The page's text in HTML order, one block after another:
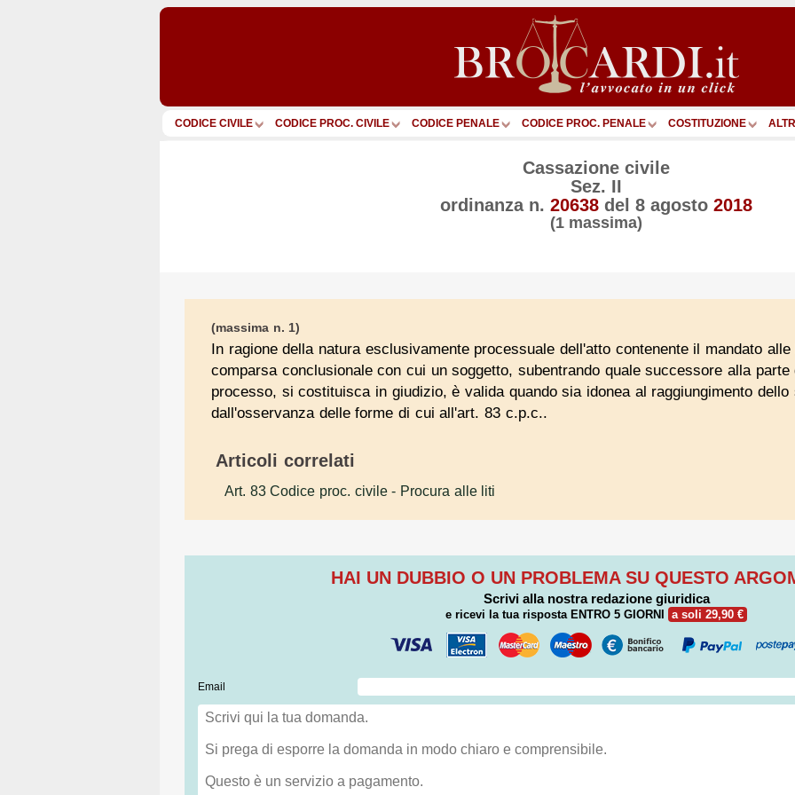
CODICE CIVILE CODICE PROC. CIVILE CODICE PENALE CODICE PROC. PENALE COSTITUZIONE ALTRI
Cassazione civile
Sez. II
ordinanza n. 20638 del 8 agosto 2018
(1 massima)
(massima n. 1)
In ragione della natura esclusivamente processuale dell'atto contenente il mandato
comparsa conclusionale con cui un soggetto, subentrando quale successore alla
processo, si costituisca in giudizio, è valida quando sia idonea al raggiungimento dello
dall'osservanza delle forme di cui all'art. 83 c.p.c..
Articoli correlati
Art. 83 Codice proc. civile- Procura alle liti
HAI UN DUBBIO O UN PROBLEMA SU QUESTO
Scrivi alla nostra redazione giuridica
e ricevi la tua risposta ENTRO 5 GIORNI a soli 29,90 €
Email